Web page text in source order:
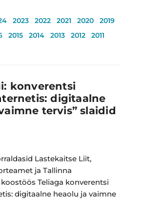
2023 2022 2021 2020
2019
2015 2014 2013 2012 2011
konverentsi
digitaalne
tervis” slaidid
Lastekaitse Liit,
ja Tallinna
Teliaga konverentsi
digitaalne heaolu ja vaimne